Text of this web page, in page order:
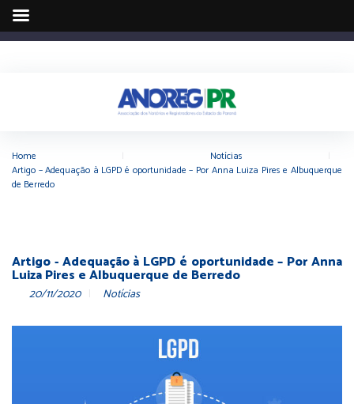
Home Notícias
Artigo – Adequação à LGPD é oportunidade – Por Anna Luiza Pires e Albuquerque
de Berredo
Artigo - Adequação à LGPD é oportunidade – Por Anna
Luiza Pires e Albuquerque de Berredo
20/11/2020 Notícias